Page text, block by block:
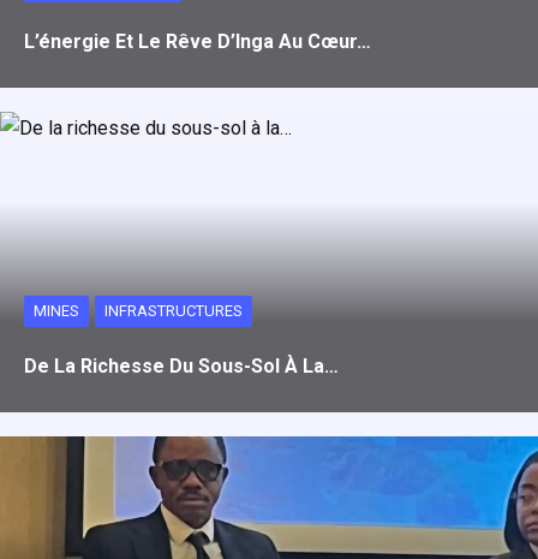
L’énergie Et Le Rêve D’Inga Au Cœur…
MINES INFRASTRUCTURES
De La Richesse Du Sous-Sol À La…